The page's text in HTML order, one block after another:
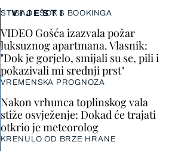
VIJESTI
STIGAO I ŠOK S BOOKINGA
VIDEO Gošća izazvala požar
luksuznog apartmana. Vlasnik:
"Dok je gorjelo, smijali su se, pili i
pokazivali mi srednji prst"
VREMENSKA PROGNOZA
Nakon vrhunca toplinskog vala
stiže osvježenje: Dokad će trajati
otkrio je meteorolog
KRENULO OD BRZE HRANE